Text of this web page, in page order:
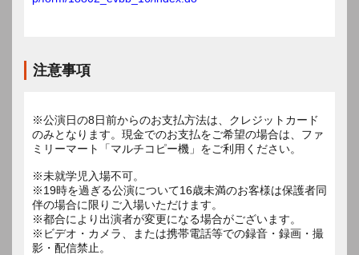
注意事項
※公演日の8日前からのお支払方法は、クレジットカード
のみとなります。現金でのお支払をご希望の場合は、ファ
ミリーマート「マルチコピー機」をご利用ください。
※未就学児入場不可。
※19時を過ぎる公演について16歳未満のお客様は保護者同
伴の場合に限りご入場いただけます。
※都合により出演者が変更になる場合がございます。
※ビデオ・カメラ、または携帯電話等での録音・録画・撮
影・配信禁止。